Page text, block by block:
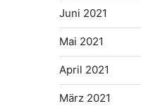
Juni 2021
Mai 2021
April 2021
März 2021